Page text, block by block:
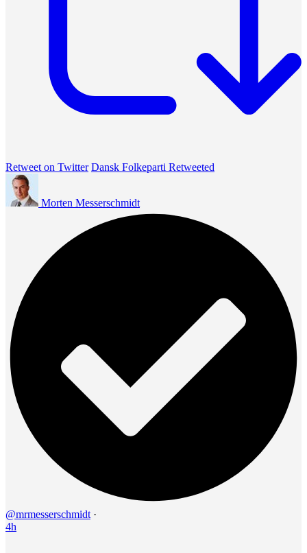
Retweet on Twitter Dansk Folkeparti Retweeted
Morten Messerschmidt
@mrmesserschmidt ·
4h